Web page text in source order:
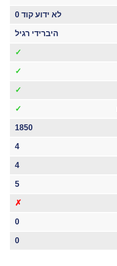
לא ידוע קוד 0
היברידי רגיל
✓
✓
✓
✓
1850
4
4
5
✗
0
0